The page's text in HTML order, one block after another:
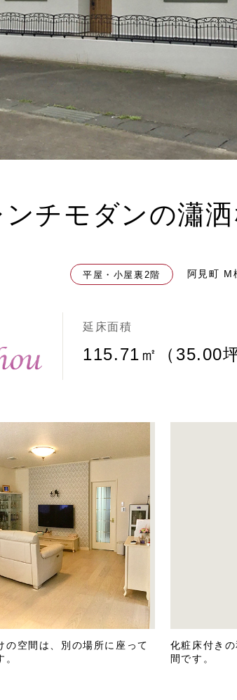
ンチモダンの瀟
平屋・小屋裏2階 阿見町 M
延床面積
115.71㎡（35.00坪
の空間は、別の場所に座って
化粧床付き
間です。